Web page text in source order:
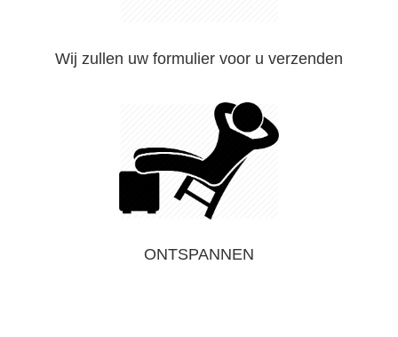
Wij zullen uw formulier voor u verzenden
ONTSPANNEN